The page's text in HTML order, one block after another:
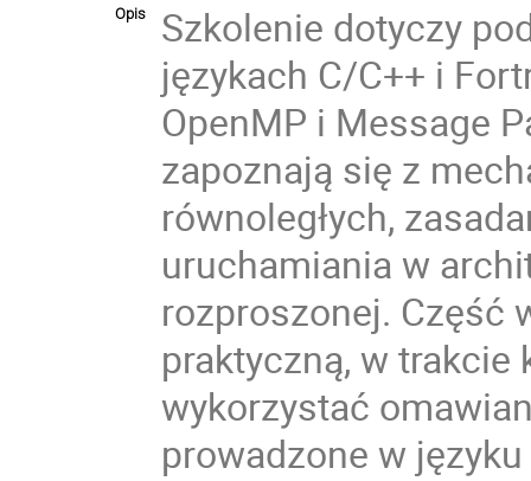
Opis
Szkolenie dotyczy
językach C/C++ i
OpenMP i Message
zapoznają się z
równoległych,
uruchamiania w
rozproszonej. Część
praktyczną, w trakcie
wykorzystać
prowadzone w